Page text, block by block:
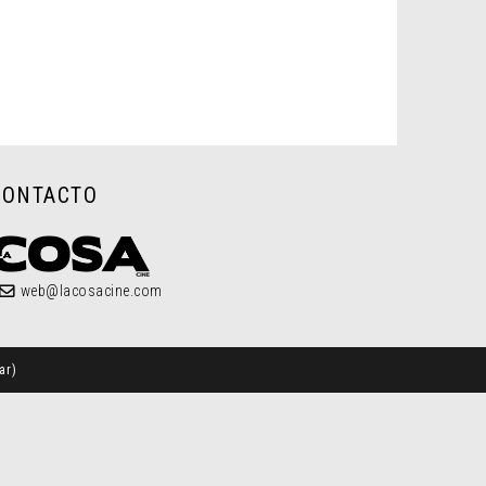
web@lacosacine.com
)